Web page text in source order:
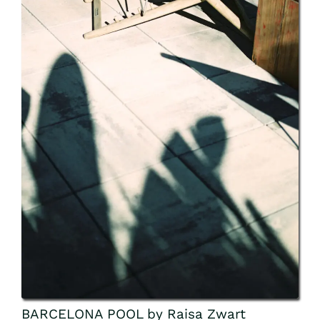
BARCELONA POOL by Raisa Zwart